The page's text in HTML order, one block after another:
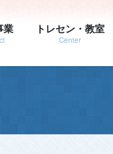
業 トレセン・教室
Center